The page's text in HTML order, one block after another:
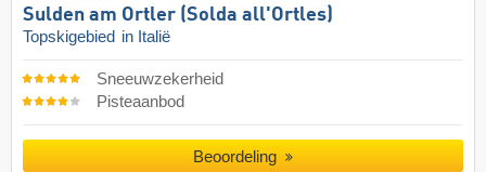
Sulden am Ortler (Solda all'Ortles)
Topskigebied in Italië
Sneeuwzekerheid
Pisteaanbod
Beoordeling